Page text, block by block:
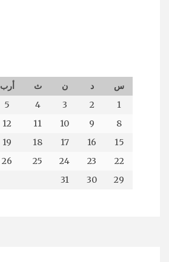
س د ن ث أرب
1
2
3
4
5
8
9
10
11
12
15
16
17
18
19
22
23
24
25
26
29
30
31